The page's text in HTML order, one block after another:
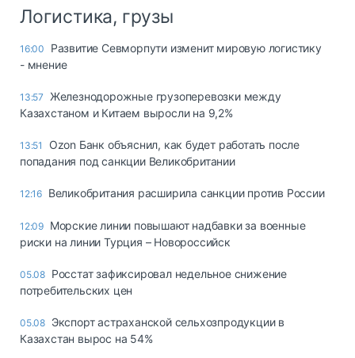
Логистика, грузы
16:00
Развитие Севморпути изменит мировую логистику
- мнение
13:57
Железнодорожные грузоперевозки между
Казахстаном и Китаем выросли на 9,2%
13:51
Ozon Банк объяснил, как будет работать после
попадания под санкции Великобритании
12:16 Великобритания расширила санкции против России
12:09 Морские линии повышают надбавки за военные
риски на линии Турция – Новороссийск
05.08 Росстат зафиксировал недельное снижение
потребительских цен
05.08 Экспорт астраханской сельхозпродукции в
Казахстан вырос на 54%